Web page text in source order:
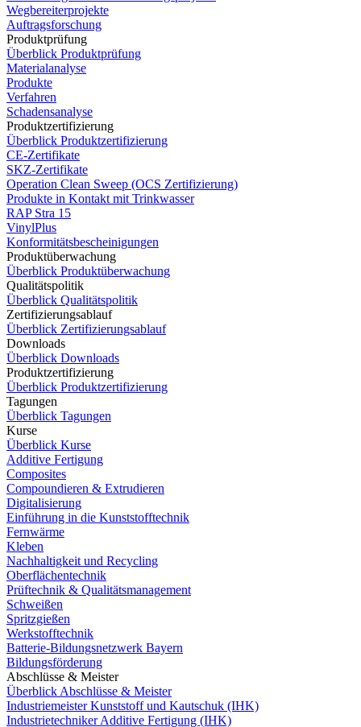
Wegbereiterprojekte
Auftragsforschung
Produktprüfung
Überblick Produktprüfung
Materialanalyse
Produkte
Verfahren
Schadensanalyse
Produktzertifizierung
Überblick Produktzertifizierung
CE-Zertifikate
SKZ-Zertifikate
Operation Clean Sweep (OCS Zertifizierung)
Produkte in Kontakt mit Trinkwasser
RAP Stra 15
VinylPlus
Konformitätsbescheinigungen
Produktüberwachung
Überblick Produktüberwachung
Qualitätspolitik
Überblick Qualitätspolitik
Zertifizierungsablauf
Überblick Zertifizierungsablauf
Downloads
Überblick Downloads
Produktzertifizierung
Überblick Produktzertifizierung
Tagungen
Überblick Tagungen
Kurse
Überblick Kurse
Additive Fertigung
Composites
Compoundieren & Extrudieren
Digitalisierung
Einführung in die Kunststofftechnik
Fernwärme
Kleben
Nachhaltigkeit und Recycling
Oberflächentechnik
Prüftechnik & Qualitätsmanagement
Schweißen
Spritzgießen
Werkstofftechnik
Batterie-Bildungsnetzwerk Bayern
Bildungsförderung
Abschlüsse & Meister
Überblick Abschlüsse & Meister
Industriemeister Kunststoff und Kautschuk (IHK)
Industrietechniker Additive Fertigung (IHK)